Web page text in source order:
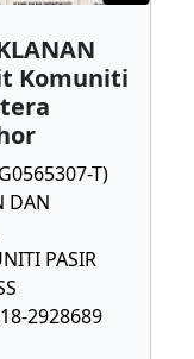
Komuniti
T)
DAN
PASIR
2928689